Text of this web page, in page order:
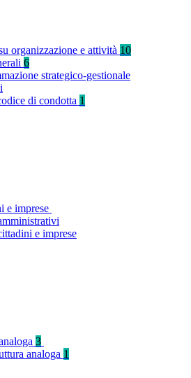
organizzazione e attività 10
6
strategico-gestionale
di condotta 1
e imprese
e imprese
3
analoga 1